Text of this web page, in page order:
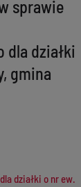
sprawie
dla działki
gmina
działki o nr ew.